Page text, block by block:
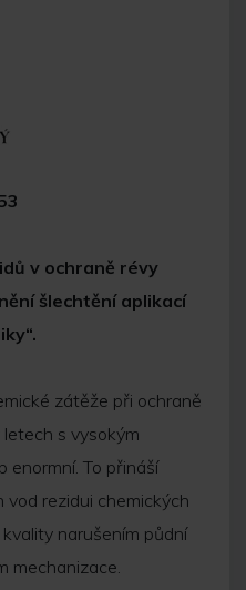
v ochraně révy
šlechtění aplikací
zátěže při ochraně
s vysokým
enormní. To přináší
vod rezidui chemických
narušením půdní
mechanizace.